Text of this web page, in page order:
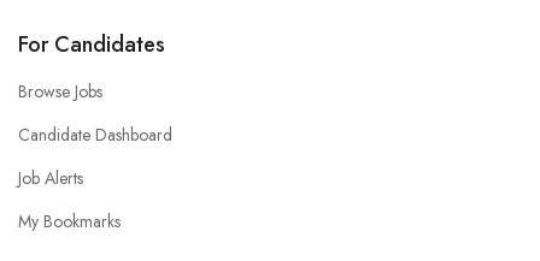
For Candidates
Browse Jobs
Candidate Dashboard
Job Alerts
My Bookmarks